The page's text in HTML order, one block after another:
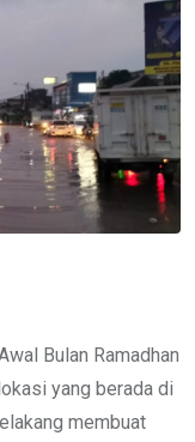
Bulan Ramadhan
yang berada di
membuat